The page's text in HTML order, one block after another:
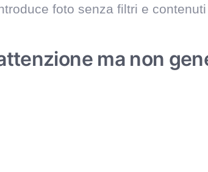
foto senza filtri e
ma non